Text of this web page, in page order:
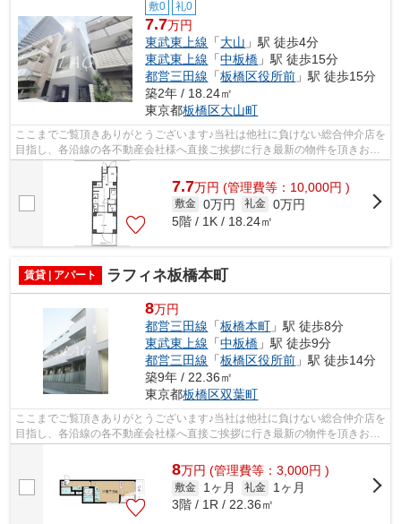
敷0 礼0
7.7万円
東武東上線 「大山 」駅 徒歩4分
東武東上線 「中板橋 」駅 徒歩15分
都営三田線 「板橋区役所前 」駅 徒歩15分
築2年 / 18.24㎡
東京都板橋区大山町
ここまでご覧頂きありがとうございます♪当社は他社に負けない総合仲介店を
目指し、各沿線の各不動産会社様へ直接ご挨拶に行き最新の物件を頂きお客
様へ提供しております！最新の情報は...
7.7万円 (管理費等：10,000円 )
敷金 0万円 礼金 0万円
5階 / 1K / 18.24㎡
賃貸 | アパート ラフィネ板橋本町
8万円
都営三田線 「板橋本町 」駅 徒歩8分
東武東上線 「中板橋 」駅 徒歩9分
都営三田線 「板橋区役所前 」駅 徒歩14分
築9年 / 22.36㎡
東京都板橋区双葉町
ここまでご覧頂きありがとうございます♪当社は他社に負けない総合仲介店を
目指し、各沿線の各不動産会社様へ直接ご挨拶に行き最新の物件を頂きお客
様へ提供しております！最新の情報は...
8万円 (管理費等：3,000円 )
敷金 1ヶ月 礼金
1ヶ月
3階 / 1R / 22.36㎡